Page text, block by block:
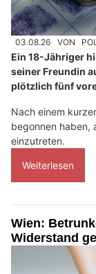
03.08.26 VON
Ein 18-Jähriger
seiner Freundin
plötzlich fünf
Nach einem
begonnen haben,
einzutreten.
Weiterlesen
Wien:
Widerstand